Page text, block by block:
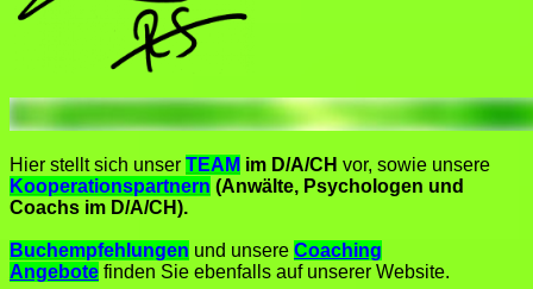
Hier stellt sich unser TEAM im D/A/CH vor, sowie unsere
Kooperationspartnern (Anwälte, Psychologen und
Coachs im D/A/CH).
Buchempfehlungen und unsere Coaching
Angebote finden Sie ebenfalls auf unserer Website.